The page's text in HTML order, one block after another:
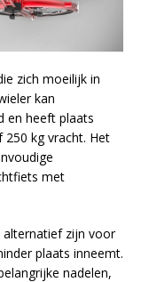
zich moeilijk in
kan
en heeft plaats
kg vracht. Het
met
zijn voor
plaats inneemt.
nadelen,